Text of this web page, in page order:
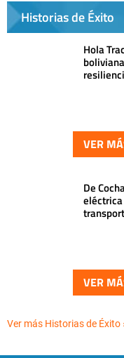
Historias de Éxito
Hola
VER
De
VER
Ver más Historias de Éxito